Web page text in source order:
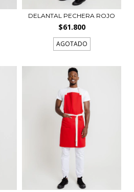
DELANTAL PECHERA ROJO
$61.800
AGOTADO